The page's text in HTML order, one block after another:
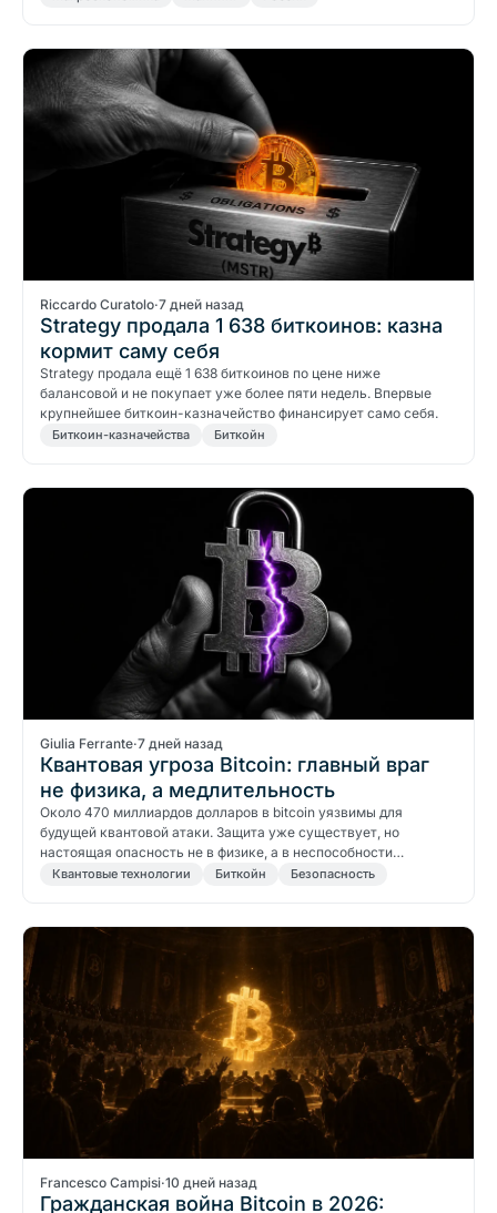
Riccardo Curatolo·7 дней назад
Strategy продала 1 638 биткоинов: казна
кормит саму себя
Strategy продала ещё 1 638 биткоинов по цене ниже
балансовой и не покупает уже более пяти недель. Впервые
крупнейшее биткоин-казначейство финансирует само себя.
Биткоин-казначейства Биткойн
Giulia Ferrante·7 дней назад
Квантовая угроза Bitcoin: главный враг
не физика, а медлительность
Около 470 миллиардов долларов в bitcoin уязвимы для
будущей квантовой атаки. Защита уже существует, но
настоящая опасность не в физике, а в неспособности…
Квантовые технологии Биткойн Безопасность
Francesco Campisi·10 дней назад
Гражданская война Bitcoin в 2026: